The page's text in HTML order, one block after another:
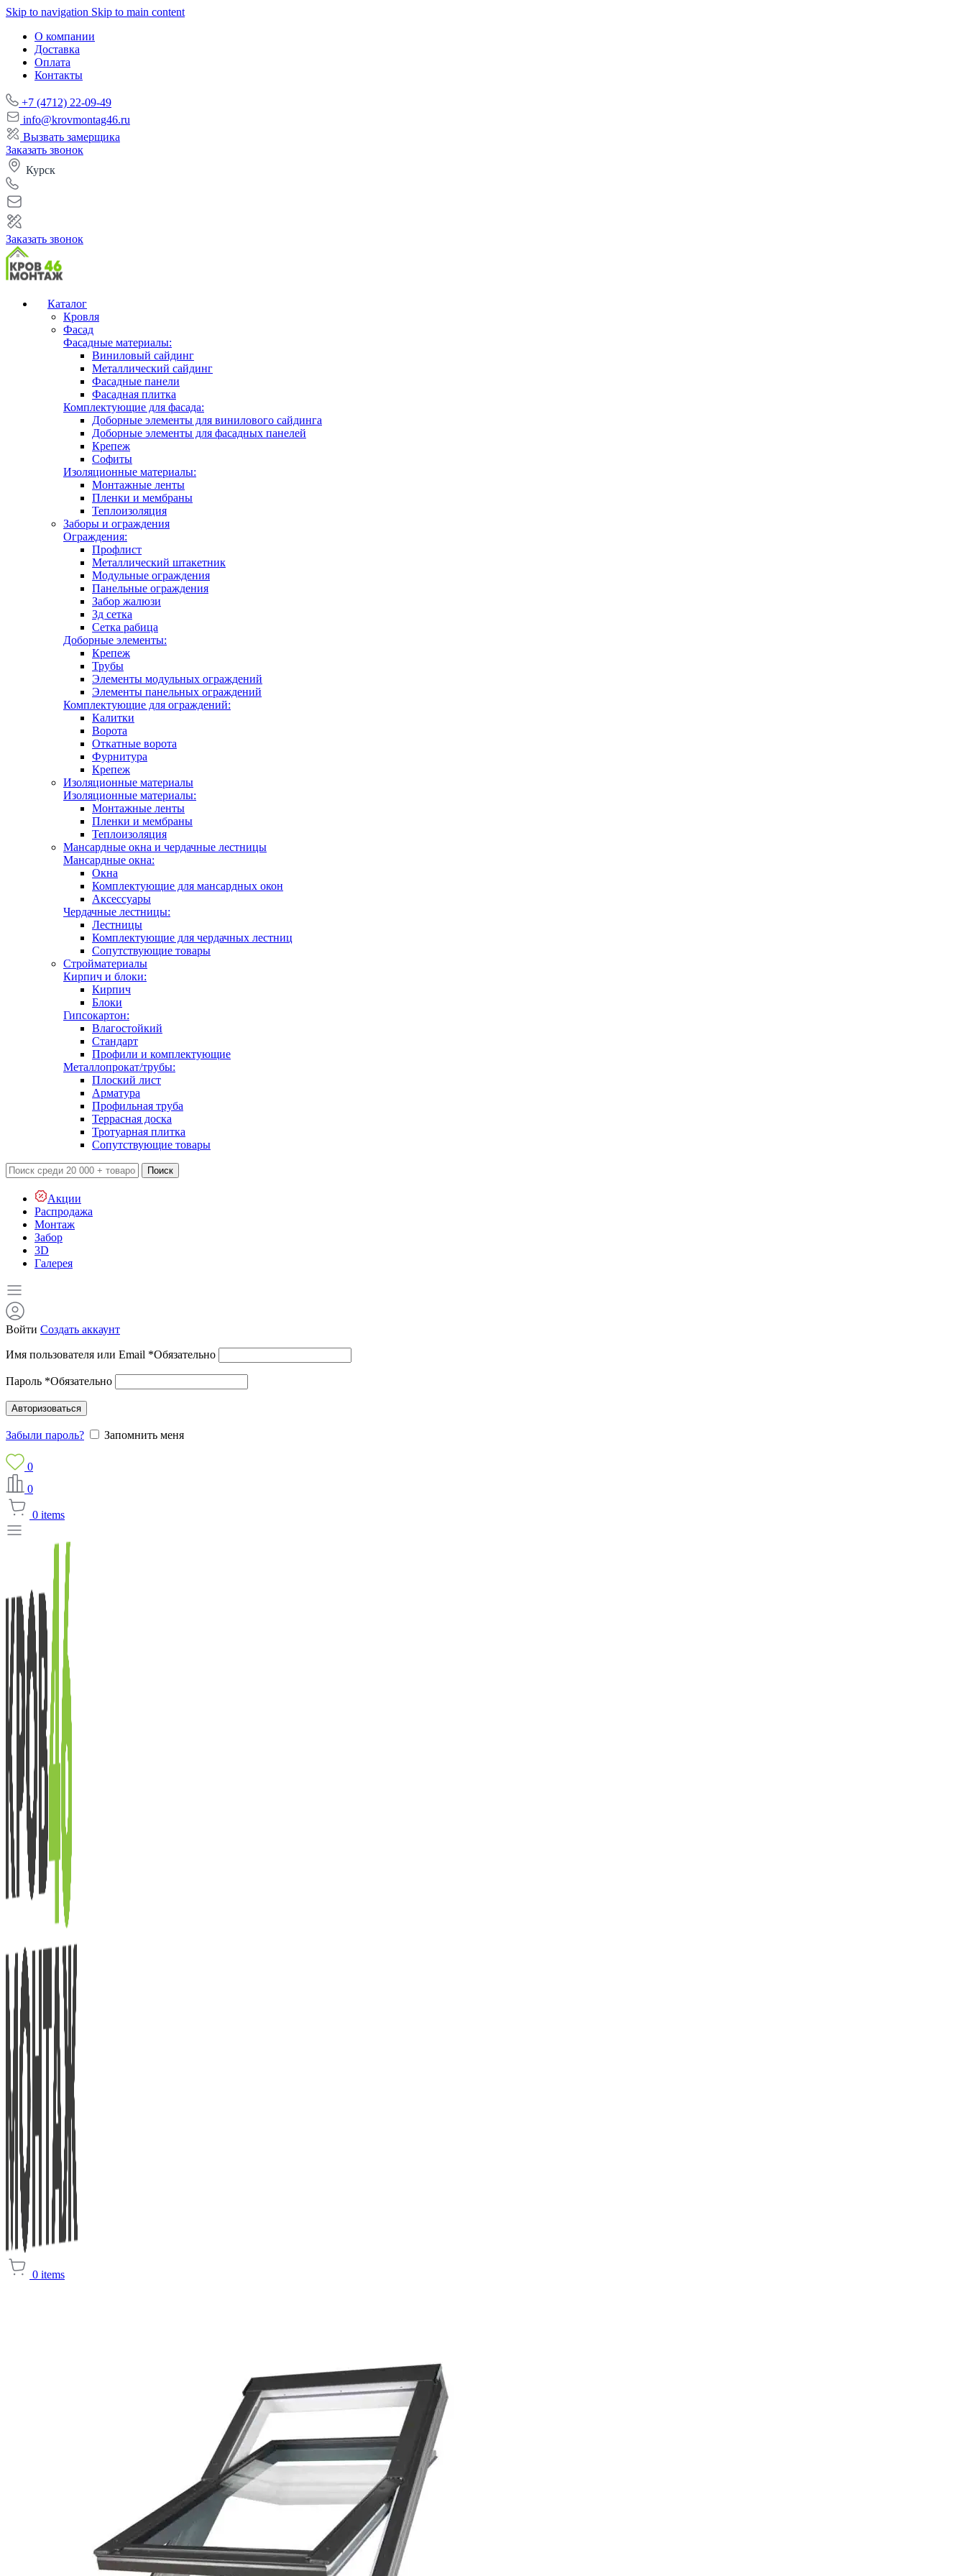
Skip to navigation Skip to main content
О компании
Доставка
Оплата
Контакты
+7 (4712) 22-09-49
info@krovmontag46.ru
Вызвать замерщика
Заказать звонок
Курск
Заказать звонок
Каталог
Кровля
Фасад
Фасадные материалы:
Виниловый сайдинг
Металлический сайдинг
Фасадные панели
Фасадная плитка
Комплектующие для фасада:
Доборные элементы для винилового сайдинга
Доборные элементы для фасадных панелей
Крепеж
Софиты
Изоляционные материалы:
Монтажные ленты
Пленки и мембраны
Теплоизоляция
Заборы и ограждения
Ограждения:
Профлист
Металлический штакетник
Модульные ограждения
Панельные ограждения
Забор жалюзи
3д сетка
Сетка рабица
Доборные элементы:
Крепеж
Трубы
Элементы модульных ограждений
Элементы панельных ограждений
Комплектующие для ограждений:
Калитки
Ворота
Откатные ворота
Фурнитура
Крепеж
Изоляционные материалы
Изоляционные материалы:
Монтажные ленты
Пленки и мембраны
Теплоизоляция
Мансардные окна и чердачные лестницы
Мансардные окна:
Окна
Комплектующие для мансардных окон
Аксессуары
Чердачные лестницы:
Лестницы
Комплектующие для чердачных лестниц
Сопутствующие товары
Стройматериалы
Кирпич и блоки:
Кирпич
Блоки
Гипсокартон:
Влагостойкий
Стандарт
Профили и комплектующие
Металлопрокат/трубы:
Плоский лист
Арматура
Профильная труба
Террасная доска
Тротуарная плитка
Сопутствующие товары
Поиск
Акции
Распродажа
Монтаж
Забор
3D
Галерея
Войти Создать аккаунт
Имя пользователя или Email *Обязательно
Пароль *Обязательно
Авторизоваться
Забыли пароль? Запомнить меня
0
0
0 items
0 items